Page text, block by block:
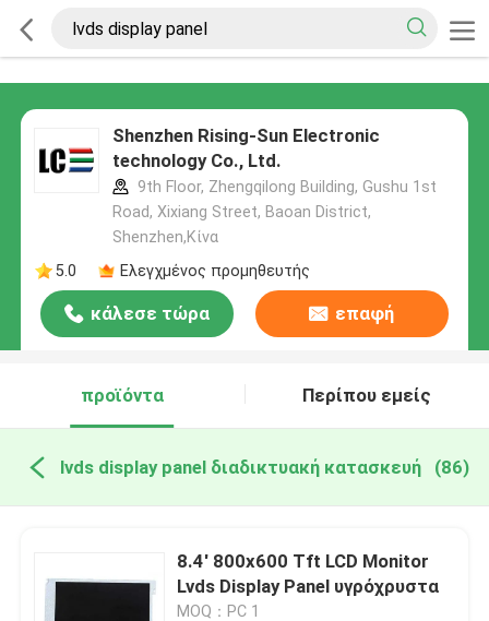
Shenzhen Rising-Sun Electronic
technology Co., Ltd.
9th Floor, Zhengqilong Building, Gushu 1st
Road, Xixiang Street, Baoan District,
Shenzhen,Κίνα
5.0
Ελεγχμένος προμηθευτής
κάλεσε τώρα επαφή
προϊόντα Περίπου εμείς
lvds display panel διαδικτυακή κατασκευή (86)
8.4' 800x600 Tft LCD Monitor
Lvds Display Panel υγρόχρυστα
MOQ：PC 1